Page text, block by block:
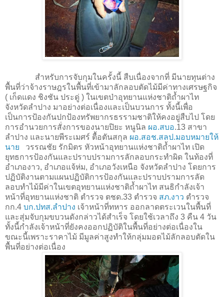
สำหรับการจับกุมในครั้งนี้ สืบเนื่องจากที่ มีนายทุนต่าง
พื้นที่ว่าจ้างราษฎรในพื้นที่เข้ามาลักลอบตัดไม้มีค่าทางเศรษฐกิจ
( เก็ดแดง ชิงชัน ประดู่ ) ในเขตป่าอุทยานแห่งชาติถ้ำผาไท
จังหวัดลำปาง มาอย่างต่อเนื่องและเป็นบวนการ ทั้งนี้เพื่อ
เป็นการป้องกันปกป้องทรัพยากรธรรามชาติให้คงอยู่สืบไป โดย
การอำนวยการสั่งการของนายปิยะ หนูนิล ผอ.สบอ.13 สาขา
ลำปาง และนายพีระเมศร์ ตื้อตันสกุล ผอ.สอช.สลป.มอบหมายให้
นาย วรรณชัย รักมิตร หัวหน้าอุทยานแห่งชาติถ้ำผาไท เปิด
ยุทธการป้องกันและปราบปรามการลักลอบกระทำผิด ในท้องที่
อำเภองาว, อำเภอแจ้ห่ม, อำเภอวังเหนือ จังหวัดลำปาง โดยการ
ปฏิบัติงานตามแผนปฏิบัติการป้องกันและปราบปรามการลัด
ลอบทำไม้มีค่าในเขตอุทยานแห่งชาติถ้ำผาไท สนธิกำลังเจ้า
หน้าที่อุทยานแห่งชาติ ตำรวจ ตชด.33 ตำรวจ สภ.งาว ตำรวจ
กก.4 บก.ปทส.ลำปาง เจ้าหน้าที่ทหาร ออกลาดตระเวนในพื้นที่
และสุ่มจับกุมขบวนดังกล่าวได้สำเร็จ โดยใช้เวลาถึง 3 คืน 4 วัน
ทั้งนี้กำลังเจ้าหน้าที่ยังคงออกปฏิบัติในพื้นที่อย่างต่อเนื่องใน
ขณะนี้เพราะราคาไม้ มีมูลค่าสูงทำให้กลุ่มมอดไม้ลักลอบตัดใน
พื้นที่อย่างต่อเนื่อง